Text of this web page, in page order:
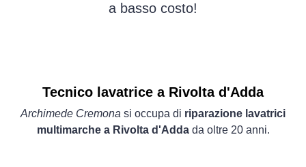
a basso costo!
Tecnico lavatrice a Rivolta d'Adda
Archimede Cremona si occupa di riparazione lavatrici
multimarche a Rivolta d'Addada oltre 20 anni.